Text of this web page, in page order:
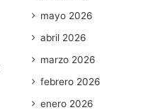
mayo 2026
abril 2026
marzo 2026
febrero 2026
enero 2026